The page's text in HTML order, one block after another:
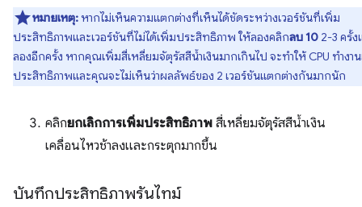
หมายเหตุ: หากไม่เห็นความแตกต่างที่เห็นได้ชัดระหว่างเวอร์ชันที่เพิ่ม
ประสิทธิภาพและเวอร์ชันที่ไม่ได้เพิ่มประสิทธิภาพ ให้ลองคลิกลบ 10 2-3 ครั้ง
ลองอีกครั้ง หากคุณเพิ่มสี่เหลี่ยมจัตุรัสสีน้ำเงินมากเกินไป จะทำให้ CPU ทำงา
ประสิทธิภาพและคุณจะไม่เห็นว่าผลลัพธ์ของ 2 เวอร์ชันแตกต่างกันมากนัก
คลิกยกเลิกการเพิ่มประสิทธิภาพ สี่เหลี่ยมจัตุรัสสีน้ำเงิน
เคลื่อนไหวช้าลงและกระตุกมากขึ้น
บันทึกประสิทธิภาพรันไทม์